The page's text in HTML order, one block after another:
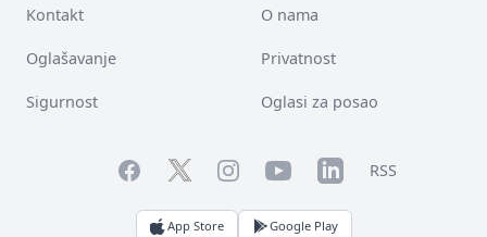
Kontakt O nama
Oglašavanje Privatnost
Sigurnost Oglasi za posao
FacebookTwitterInstagramYouTubeLinkedInRSS
App Store Google Play